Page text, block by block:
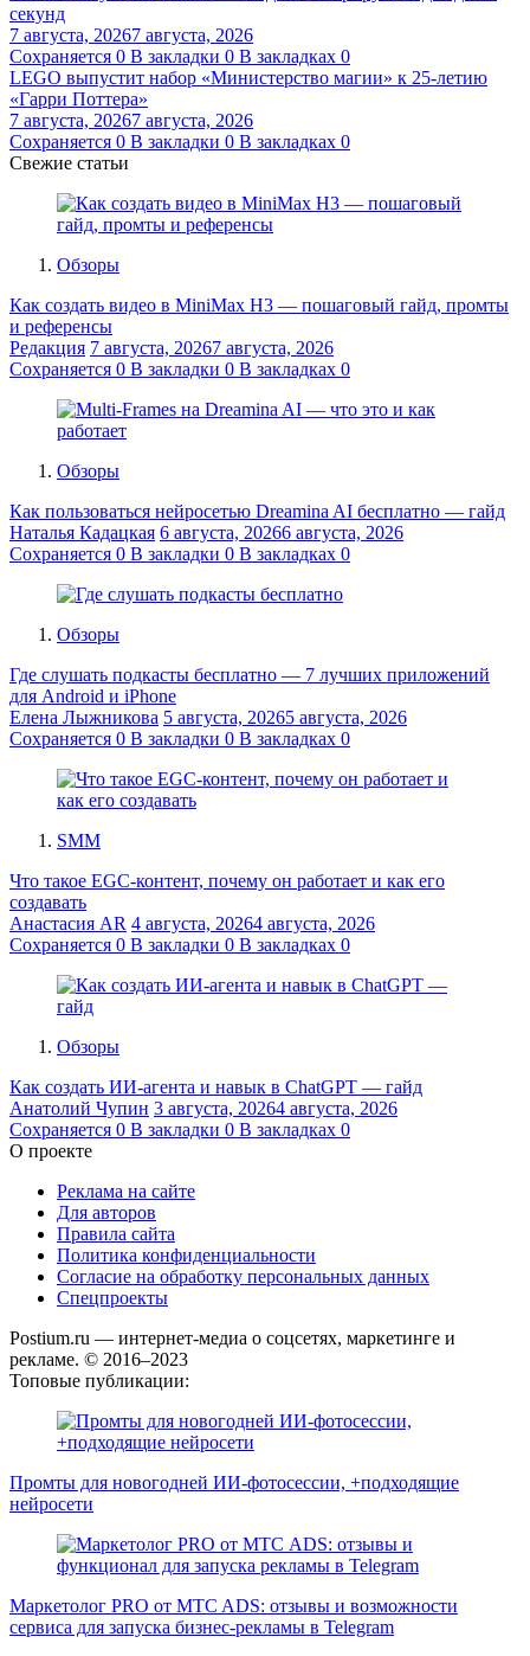
секунд
7 августа, 20267 августа, 2026
Сохраняется 0 В закладки 0 В закладках 0
LEGO выпустит набор «Министерство магии» к 25-летию
«Гарри Поттера»
7 августа, 20267 августа, 2026
Сохраняется 0 В закладки 0 В закладках 0
Свежие статьи
Обзоры
Как создать видео в MiniMax H3 — пошаговый гайд, промты
и референсы
Редакция 7 августа, 20267 августа, 2026
Сохраняется 0 В закладки 0 В закладках 0
Обзоры
Как пользоваться нейросетью Dreamina AI бесплатно — гайд
Наталья Кадацкая 6 августа, 20266 августа, 2026
Сохраняется 0 В закладки 0 В закладках 0
Обзоры
Где слушать подкасты бесплатно — 7 лучших приложений
для Android и iPhone
Елена Лыжникова 5 августа, 20265 августа, 2026
Сохраняется 0 В закладки 0 В закладках 0
SMM
Что такое EGC-контент, почему он работает и как его
создавать
Анастасия AR 4 августа, 20264 августа, 2026
Сохраняется 0 В закладки 0 В закладках 0
Обзоры
Как создать ИИ-агента и навык в ChatGPT — гайд
Анатолий Чупин 3 августа, 20264 августа, 2026
Сохраняется 0 В закладки 0 В закладках 0
О проекте
Реклама на сайте
Для авторов
Правила сайта
Политика конфиденциальности
Согласие на обработку персональных данных
Спецпроекты
Postium.ru — интернет-медиа о соцсетях, маркетинге и
рекламе. © 2016–2023
Топовые публикации:
Промты для новогодней ИИ-фотосессии, +подходящие
нейросети
Маркетолог PRO от MTC ADS: отзывы и возможности
сервиса для запуска бизнес-рекламы в Telegram